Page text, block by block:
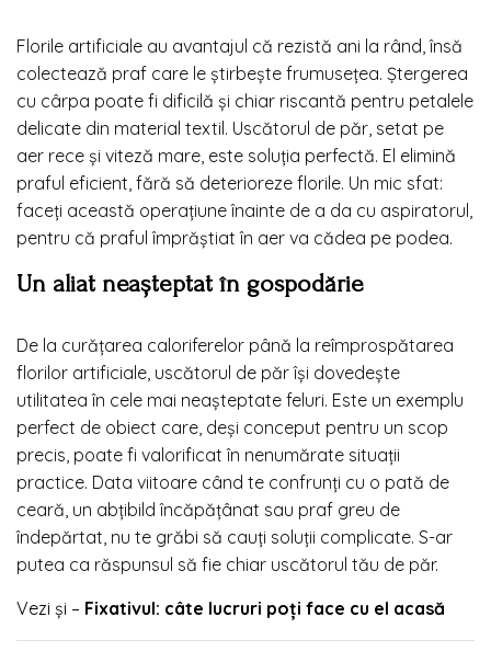
Florile artificiale au avantajul că rezistă ani la rând, însă
colectează praf care le știrbește frumusețea. Ștergerea
cu cârpa poate fi dificilă și chiar riscantă pentru petalele
delicate din material textil. Uscătorul de păr, setat pe
aer rece și viteză mare, este soluția perfectă. El elimină
praful eficient, fără să deterioreze florile. Un mic sfat:
faceți această operațiune înainte de a da cu aspiratorul,
pentru că praful împrăștiat în aer va cădea pe podea.
Un aliat neașteptat în gospodărie
De la curățarea caloriferelor până la reîmprospătarea
florilor artificiale, uscătorul de păr își dovedește
utilitatea în cele mai neașteptate feluri. Este un exemplu
perfect de obiect care, deși conceput pentru un scop
precis, poate fi valorificat în nenumărate situații
practice. Data viitoare când te confrunți cu o pată de
ceară, un abțibild încăpățânat sau praf greu de
îndepărtat, nu te grăbi să cauți soluții complicate. S-ar
putea ca răspunsul să fie chiar uscătorul tău de păr.
Vezi și – Fixativul: câte lucruri poți face cu el acasă